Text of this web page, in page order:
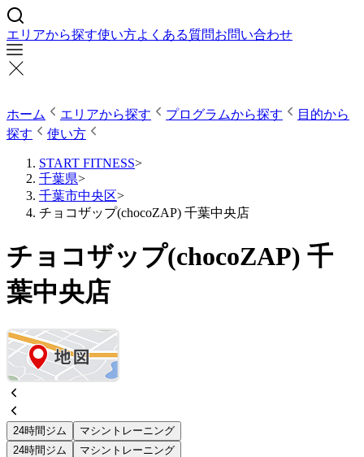
エリアから探す使い方よくある質問お問い合わせ
ホーム エリアから探す プログラムから探す
目的から
探す
使い方
START FITNESS>
千葉県>
千葉市中央区>
チョコザップ(chocoZAP) 千葉中央店
チョコザップ(chocoZAP) 千
葉中央店
24時間ジム
マシントレーニング
24時間ジム
マシントレーニング